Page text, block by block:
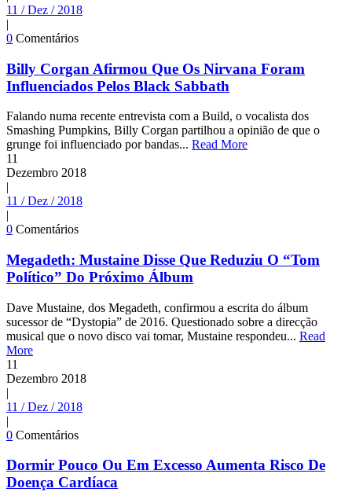
11 / Dez / 2018
|
0 Comentários
Billy Corgan Afirmou Que Os Nirvana Foram
Influenciados Pelos Black Sabbath
Falando numa recente entrevista com a Build, o vocalista dos
Smashing Pumpkins, Billy Corgan partilhou a opinião de que o
grunge foi influenciado por bandas... Read More
11
Dezembro 2018
|
11 / Dez / 2018
|
0 Comentários
Megadeth: Mustaine Disse Que Reduziu O “Tom
Político” Do Próximo Álbum
Dave Mustaine, dos Megadeth, confirmou a escrita do álbum
sucessor de “Dystopia” de 2016. Questionado sobre a direcção
musical que o novo disco vai tomar, Mustaine respondeu... Read
More
11
Dezembro 2018
|
11 / Dez / 2018
|
0 Comentários
Dormir Pouco Ou Em Excesso Aumenta Risco De
Doença Cardíaca